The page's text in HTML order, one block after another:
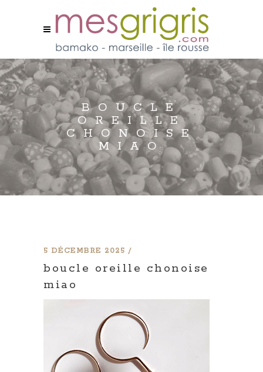
BOUCLE
OREILLE
CHONOISE
MIAO
5 DÉCEMBRE 2025
boucle oreille chonoise
miao